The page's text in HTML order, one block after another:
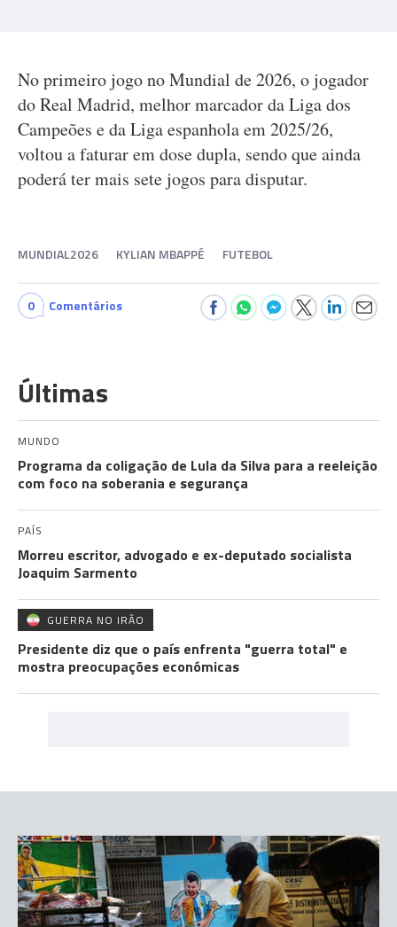
No primeiro jogo no Mundial de 2026, o jogador
do Real Madrid, melhor marcador da Liga dos
Campeões e da Liga espanhola em 2025/26,
voltou a faturar em dose dupla, sendo que ainda
poderá ter mais sete jogos para disputar.
MUNDIAL2026 KYLIAN MBAPPÉ FUTEBOL
0 Comentários
Últimas
MUNDO
Programa da coligação de Lula da Silva para a reeleição
com foco na soberania e segurança
PAÍS
Morreu escritor, advogado e ex-deputado socialista
Joaquim Sarmento
GUERRA NO IRÃO
Presidente diz que o país enfrenta "guerra total" e
mostra preocupações económicas